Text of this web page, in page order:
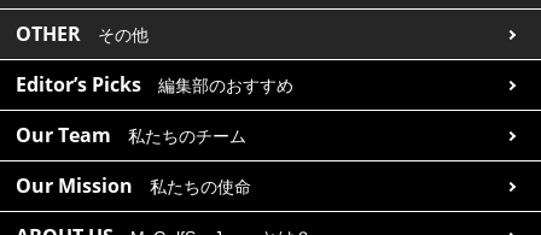
OTHER その他
Editor’s Picks 編集部のおすすめ
Our Team 私たちのチーム
Our Mission 私たちの使命